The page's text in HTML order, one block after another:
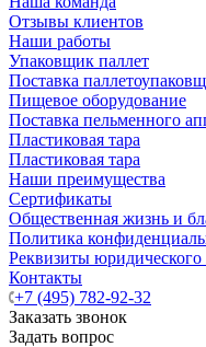
Отзывы клиентов
Наши работы
Упаковщик паллет
Поставка
Пищевое оборудование
Поставка пельменного
Пластиковая тара
Пластиковая тара
Наши преимущества
Сертификаты
Общественная жизнь и
Политика
Реквизиты юридического
Контакты
+7 (495) 782-92-32
Заказать звонок
Задать вопрос